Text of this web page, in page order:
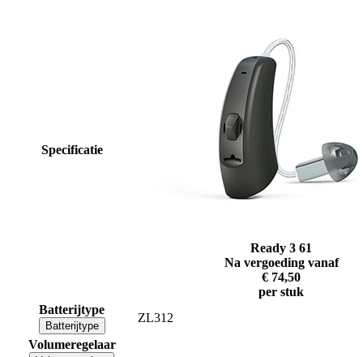
Specificatie
Ready 3 61
Na vergoeding vanaf
€ 74,50
per stuk
Batterijtype
Batterijtype
ZL312
Volumeregelaar